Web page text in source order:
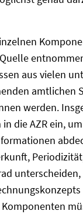
aus vielen
amtlichen
werden.
die AZR ein,
unterscheiden,